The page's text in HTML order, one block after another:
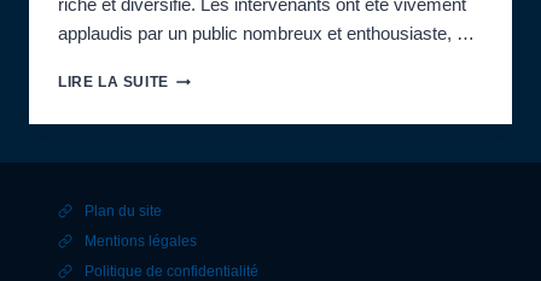
riche et diversifié. Les intervenants ont été vivement
applaudis par un public nombreux et enthousiaste, …
LIRE LA SUITEDEUXIÈME
2021
Plan du site
Mentions légales
Politique de confidentialité